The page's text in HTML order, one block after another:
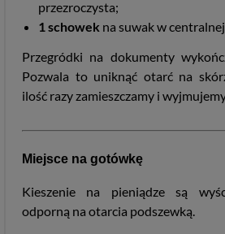
przezroczysta;
1 schowek na suwak w
Przegródki na dokumenty
Pozwala to uniknąć otarć na
ilość razy zamieszczamy i
Miejsce na gotówkę
Kieszenie na pieniądze są
odporną na otarcia podszewką.